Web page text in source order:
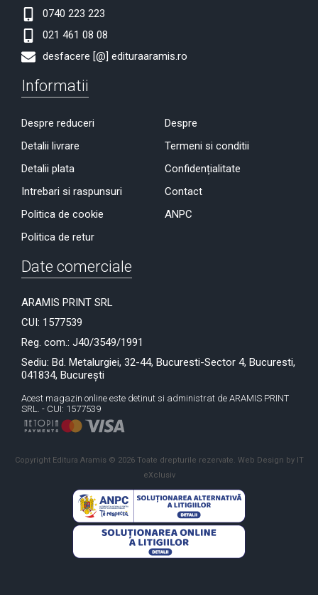
0740 223 223
021 461 08 08
desfacere [@] edituraaramis.ro
Informatii
Despre reduceri
Detalii livrare
Detalii plata
Intrebari si raspunsuri
Politica de cookie
Politica de retur
Despre
Termeni si conditii
Confidențialitate
Contact
ANPC
Date comerciale
ARAMIS PRINT SRL
CUI: 1577539
Reg. com.: J40/3549/1991
Sediu: Bd. Metalurgiei, 32-44, Bucuresti-Sector 4, Bucuresti,
041834, București
Acest magazin online este detinut si administrat de ARAMIS PRINT
SRL. - CUI: 1577539
Copyright Editura Aramis © 2026 Toate drepturile rezervate. Web Design by IT
eXclusiv